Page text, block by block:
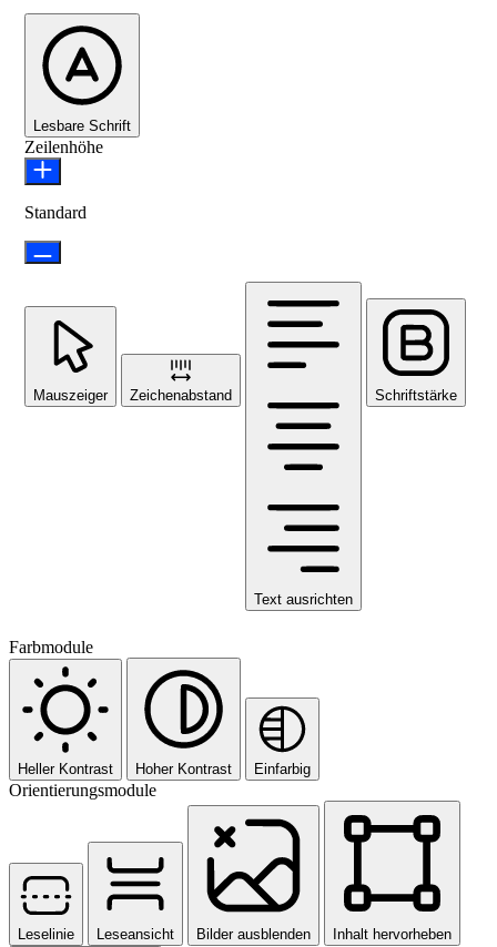
Lesbare Schrift
Zeilenhöhe
Standard
Mauszeiger Zeichenabstand
Text ausrichten
Schriftstärke
Farbmodule
Heller Kontrast Hoher Kontrast Einfarbig
Orientierungsmodule
Leselinie Leseansicht Bilder ausblenden Inhalt hervorheben